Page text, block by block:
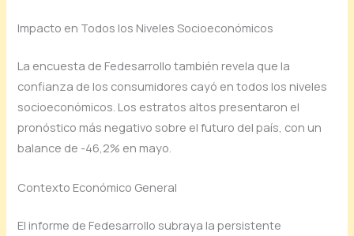
Impacto en Todos los Niveles Socioeconómicos
La encuesta de Fedesarrollo también revela que la
confianza de los consumidores cayó en todos los niveles
socioeconómicos. Los estratos altos presentaron el
pronóstico más negativo sobre el futuro del país, con un
balance de -46,2% en mayo.
Contexto Económico General
El informe de Fedesarrollo subraya la persistente